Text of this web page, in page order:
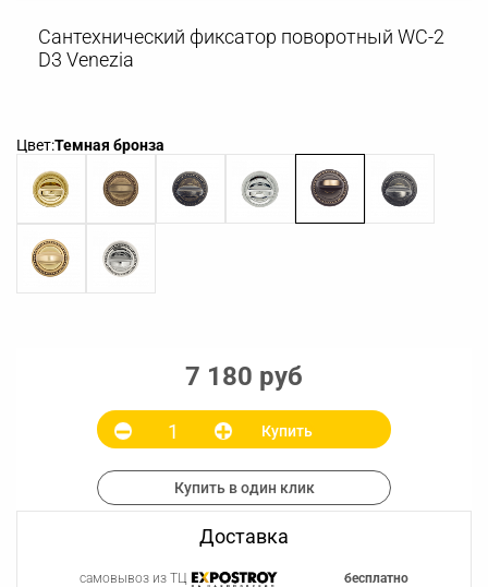
Сантехнический фиксатор поворотный WC-2
D3 Venezia
Цвет:Темная бронза
7 180 руб
Купить
Купить в один клик
Доставка
самовывоз из ТЦ бесплатно